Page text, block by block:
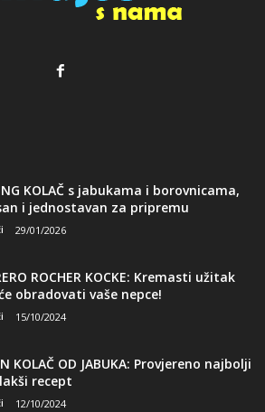
KOLAČ s jabukama i borovnicama,
i jednostavan za pripremu
29/01/2026
ROCHER KOCKE: Kremasti užitak
obradovati vaše nepce!
15/10/2024
KOLAČ OD JABUKA: Provjereno najbolji
recept
12/10/2024